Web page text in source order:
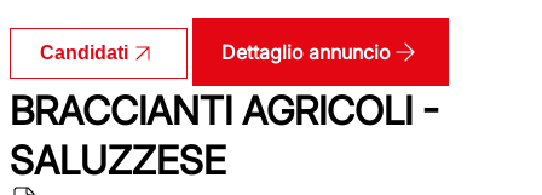
Candidati Dettaglio annuncio
BRACCIANTI AGRICOLI -
SALUZZESE